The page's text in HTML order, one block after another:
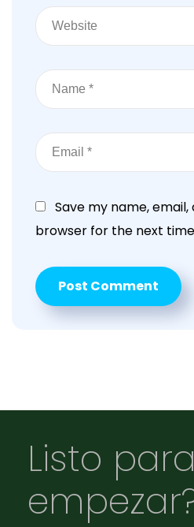
Save my name,
browser for the next
Listo para